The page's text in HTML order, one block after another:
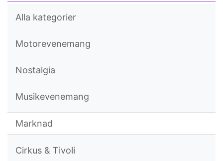
Alla kategorier
Motorevenemang
Nostalgia
Musikevenemang
Marknad
Cirkus & Tivoli